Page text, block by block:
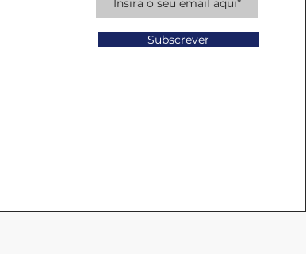
Subscrever